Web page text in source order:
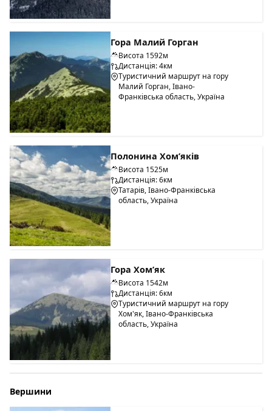
Гора Малий Горган
Висота 1592м
Дистанція: 4км
Туристичний маршрут на гору
Малий Горган, Івано-
Франківська область, Україна
Полонина Хом’яків
Висота 1525м
Дистанція: 6км
Татарів, Івано-Франківська
область, Україна
Гора Хом’як
Висота 1542м
Дистанція: 6км
Туристичний маршрут на гору
Хом'як, Івано-Франківська
область, Україна
Вершини